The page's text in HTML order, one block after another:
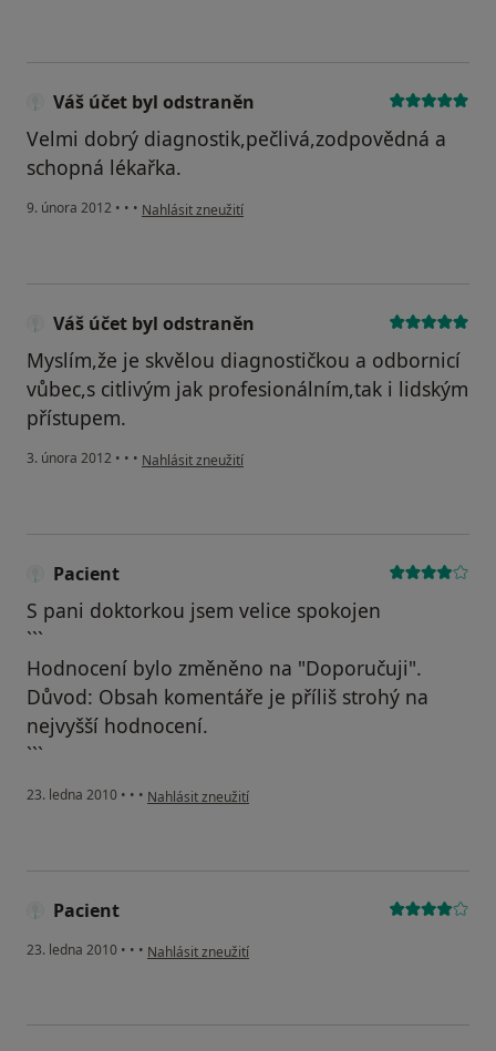
Váš účet byl odstraněn
Velmi dobrý diagnostik,pečlivá,zodpovědná a
schopná lékařka.
9. února 2012 • • • podle názoru uživatele Váš účet byl odstraněn
Nahlásit zneužití
Váš účet byl odstraněn
Myslím,že je skvělou diagnostičkou a odbornicí
vůbec,s citlivým jak profesionálním,tak i lidským
přístupem.
3. února 2012 • • • podle názoru uživatele Váš účet byl odstraněn
Nahlásit zneužití
Pacient
S pani doktorkou jsem velice spokojen
```
Hodnocení bylo změněno na "Doporučuji".
Důvod: Obsah komentáře je příliš strohý na
nejvyšší hodnocení.
```
23. ledna 2010 • • • podle názoru uživatele Pacient
Nahlásit zneužití
Pacient
23. ledna 2010 • • • podle názoru uživatele Pacient
Nahlásit zneužití